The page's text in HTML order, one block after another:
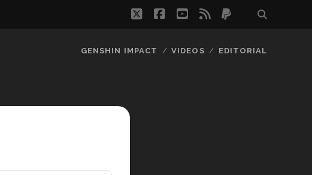
twitterfacebook
youtube
rss paypal
GENSHIN IMPACT VIDEOS EDITORIAL